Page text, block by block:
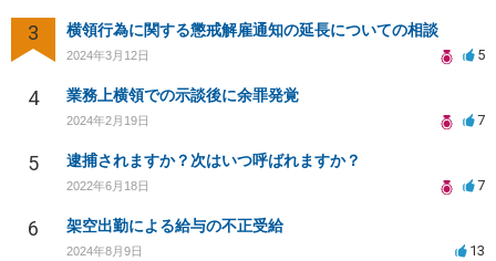
3 横領行為に関する懲戒解雇通知の延長についての相談
2024年3月12日 5
4 業務上横領での示談後に余罪発覚
2024年2月19日 7
5 逮捕されますか？次はいつ呼ばれますか？
2022年6月18日 7
6 架空出勤による給与の不正受給
2024年8月9日 13